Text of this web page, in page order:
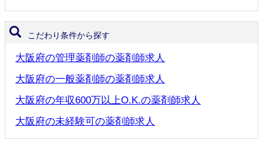
こだわり条件から探す
大阪府の管理薬剤師の薬剤師求人
大阪府の一般薬剤師の薬剤師求人
大阪府の年収600万以上O.K.の薬剤師求人
大阪府の未経験可の薬剤師求人